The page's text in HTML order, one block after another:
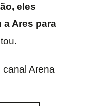
eles
Ares para
Arena